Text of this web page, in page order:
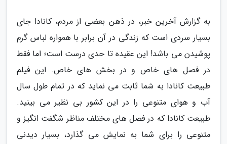
به گزارش آخرین خبر، در ذهن بعضی از مردم، کانادا جای
بسیار سردی است که زندگی در آن برابر با همواره لباس گرم
پوشیدن می باشد! این عقیده تا حدی درست است؛ اما فقط
در فصل های خاص و در بخش های خاص. این فیلم
طبیعت کانادا به شما ثابت می نماید که در تمام طول سال
آب و هوای متنوعی را در این کشور بی نظیر می بینید.
طبیعت کانادا که در فصل های مختلف مناظر شگفت انگیز و
متنوعی را برای شما به نمایش می گذارد، بسیار دیدنی